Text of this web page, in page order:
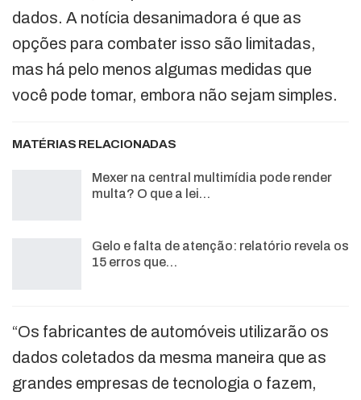
dados. A notícia desanimadora é que as
opções para combater isso são limitadas,
mas há pelo menos algumas medidas que
você pode tomar, embora não sejam simples.
MATÉRIAS RELACIONADAS
Mexer na central multimídia pode render
multa? O que a lei…
Gelo e falta de atenção: relatório revela os
15 erros que…
“Os fabricantes de automóveis utilizarão os
dados coletados da mesma maneira que as
grandes empresas de tecnologia o fazem,